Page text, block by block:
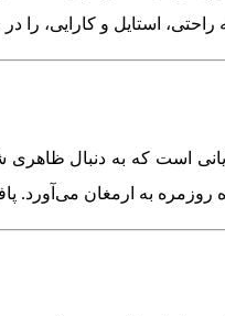
استایل و کارایی،
است که به دنبال
به ارمغان می‌آورد.